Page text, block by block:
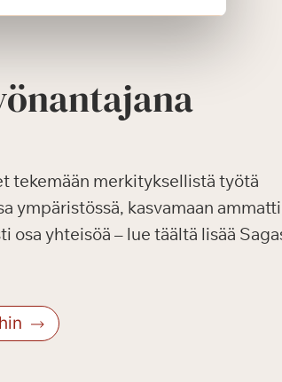
tekemään merkityksellistä työtä
ympäristössä, kasvamaan
osa yhteisöä – lue täältä lisää